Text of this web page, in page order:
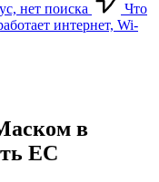
нет поиска
Что
интернет, Wi-
в
ЕС